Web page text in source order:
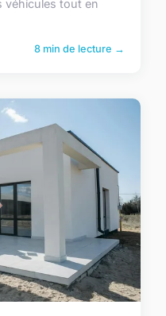
véhicules tout en
8 min de lecture →